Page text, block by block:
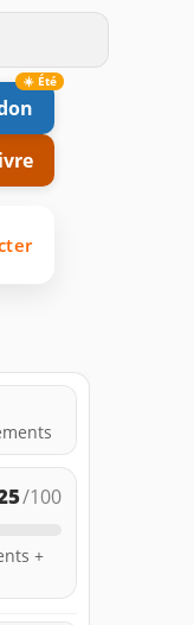
/100
+